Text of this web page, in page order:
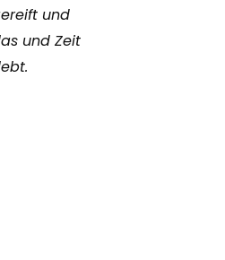
und
und Zeit